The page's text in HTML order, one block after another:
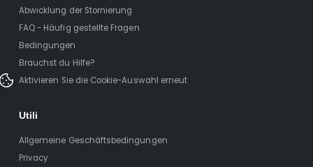
Abwicklung der Stornierung
FAQ - Häufig gestellte Fragen
Bedingungen
Brauchst du Hilfe?
Aktivieren Sie die Cookie-Auswahl erneut
Utili
Allgemeine Geschäftsbedingungen
Privacy